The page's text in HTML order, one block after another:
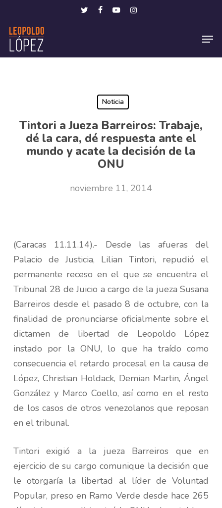
main
content
twitterfacebookyoutubeinstagram
Noticia
Tintori a Jueza Barreiros: Trabaje,
dé la cara, dé respuesta ante el
mundo y acate la decisión de la
ONU
noviembre 11, 2014
(Caracas 11.11.14).- Desde las afueras del
Palacio de Justicia, Lilian Tintori, repudió el
permanente receso en el que se encuentra el
Tribunal 28 de Juicio a cargo de la jueza Susana
Barreiros desde el pasado 8 de octubre, con la
finalidad de pronunciarse oficialmente sobre el
dictamen de libertad de Leopoldo López
instado por la ONU, lo que ha traído como
consecuencia el retardo procesal en la causa de
López, Christian Holdack, Demian Martin, Ángel
González y Marco Coello, así como en el resto
de los casos de otros venezolanos que reposan
en el tribunal.
Tintori exigió a la jueza Barreiros que en
ejercicio de su cargo comunique la decisión que
le otorgaría la libertad al líder de Voluntad
Popular, preso en Ramo Verde desde hace 265